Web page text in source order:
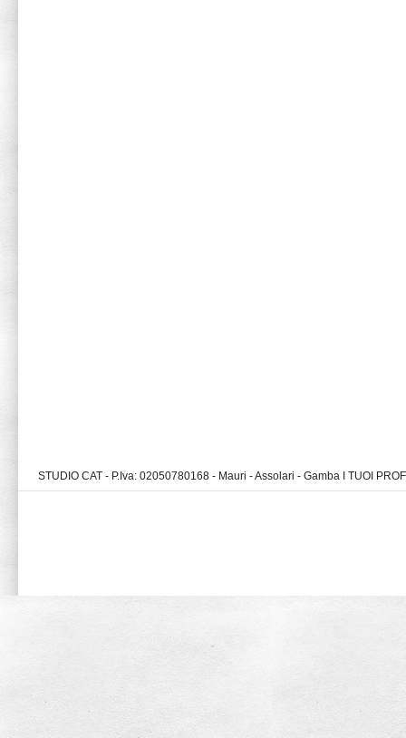
STUDIO CAT - P.Iva: 02050780168 - Mauri - Assolari - Gamba I TUOI